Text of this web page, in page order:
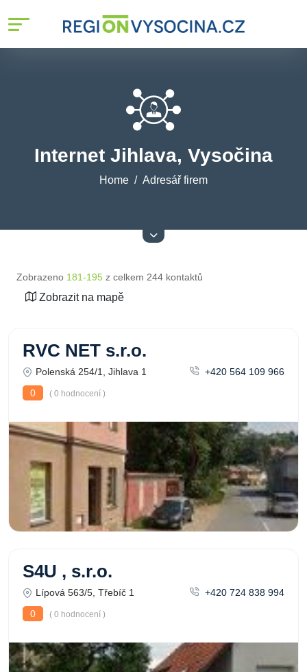
Internet Jihlava, Vysočina
Home Adresář firem
Zobrazeno 181-195 z celkem 244 kontaktů
Zobrazit na mapě
RVC NET s.r.o.
Polenská 254/1, Jihlava 1
+420 564 109 966
0
( 0 hodnocení )
S4U , s.r.o.
Lípová 563/5, Třebíč 1
+420 724 838 994
0
( 0 hodnocení )